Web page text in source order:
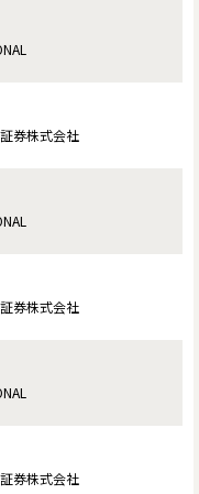
券株式会社
券株式会社
券株式会社